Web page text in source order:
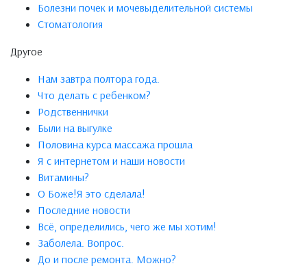
Болезни почек и мочевыделительной системы
Стоматология
Другое
Нам завтра полтора года.
Что делать с ребенком?
Родственнички
Были на выгулке
Половина курса массажа прошла
Я с интернетом и наши новости
Витамины?
О Боже!Я это сделала!
Последние новости
Всё, определились, чего же мы хотим!
Заболела. Вопрос.
До и после ремонта. Можно?